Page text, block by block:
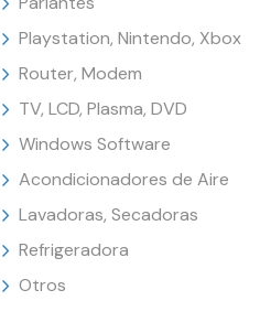
Playstation, Nintendo, Xbox
Router, Modem
TV, LCD, Plasma, DVD
Windows Software
Acondicionadores de Aire
Lavadoras, Secadoras
Refrigeradora
Otros